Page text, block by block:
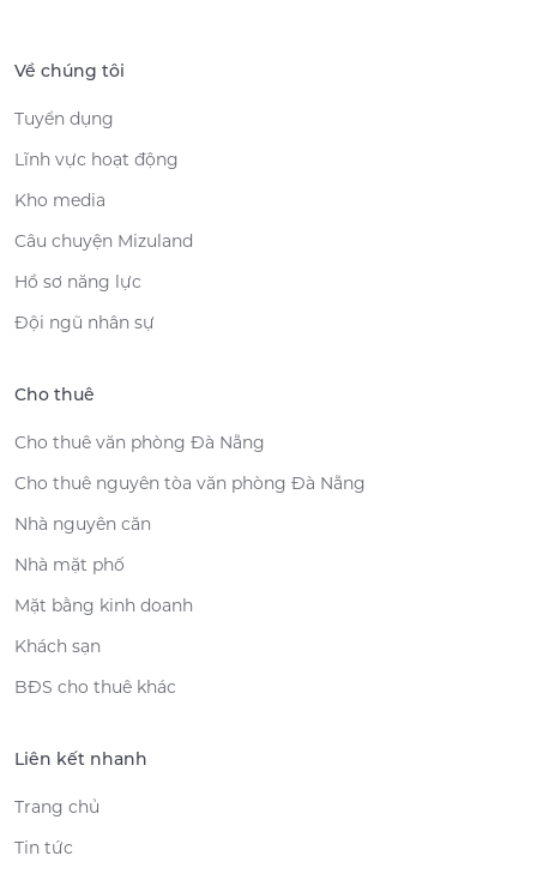
Về chúng tôi
Tuyển dụng
Lĩnh vực hoạt động
Kho media
Câu chuyện Mizuland
Hồ sơ năng lực
Đội ngũ nhân sự
Cho thuê
Cho thuê văn phòng Đà Nẵng
Cho thuê nguyên tòa văn phòng Đà Nẵng
Nhà nguyên căn
Nhà mặt phố
Mặt bằng kinh doanh
Khách sạn
BĐS cho thuê khác
Liên kết nhanh
Trang chủ
Tin tức